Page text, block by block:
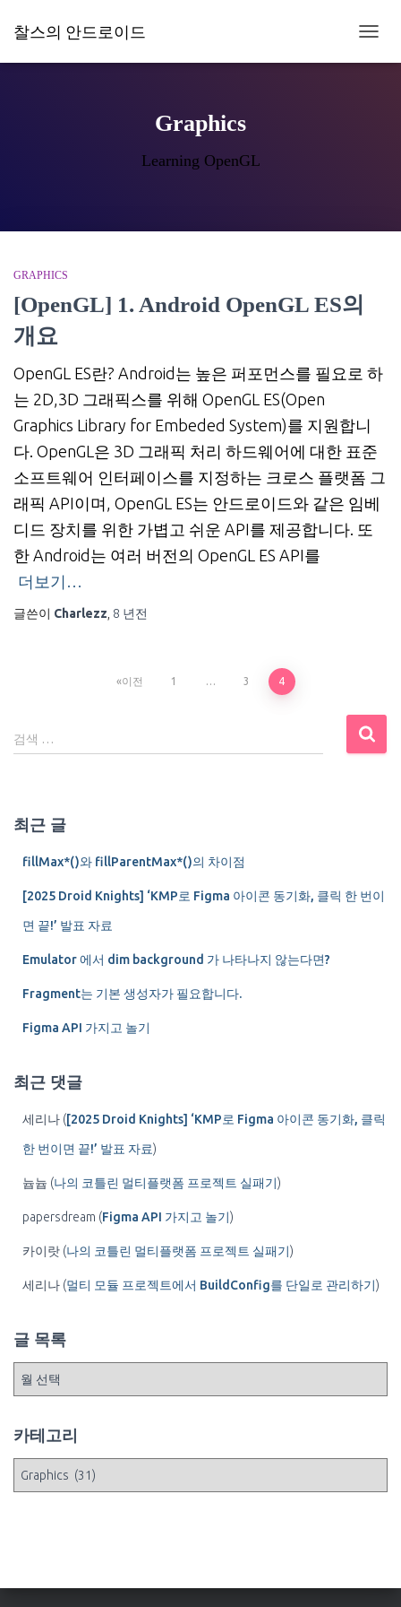
찰스의 안드로이드
비
Graphics
Learning OpenGL
GRAPHICS
[OpenGL] 1. Android OpenGL ES의
개요
OpenGL ES란? Android는 높은 퍼포먼스를 필요로 하
는 2D,3D 그래픽스를 위해 OpenGL ES(Open
Graphics Library for Embeded System)를 지원합니
다. OpenGL은 3D 그래픽 처리 하드웨어에 대한 표준
소프트웨어 인터페이스를 지정하는 크로스 플랫폼 그
래픽 API이며, OpenGL ES는 안드로이드와 같은 임베
디드 장치를 위한 가볍고 쉬운 API를 제공합니다. 또
한 Android는 여러 버전의 OpenGL ES API를
더보기…
글쓴이 Charlezz 8 년전
내
이
션
이전 1 … 3 4
검
색
검색 …
최근 글
fillMax*()와 fillParentMax*()의 차이점
[2025 Droid Knights] ‘KMP로 Figma 아이콘 동기화, 클릭 한 번이
면 끝!’ 발표 자료
Emulator 에서 dim background 가 나타나지 않는다면?
Fragment는 기본 생성자가 필요합니다.
Figma API 가지고 놀기
최근 댓글
세리나 ([2025 Droid Knights] ‘KMP로 Figma 아이콘 동기화, 클릭
한 번이면 끝!’ 발표 자료)
늅늅 (나의 코틀린 멀티플랫폼 프로젝트 실패기)
papersdream (Figma API 가지고 놀기)
카이랏 (나의 코틀린 멀티플랫폼 프로젝트 실패기)
세리나 (멀티 모듈 프로젝트에서 BuildConfig를 단일로 관리하기)
글 목록
카테고리